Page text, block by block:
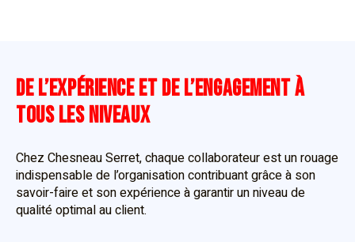
DE L’EXPÉRIENCE ET DE L’ENGAGEMENT À
TOUS LES NIVEAUX
Chez Chesneau Serret, chaque collaborateur est un rouage
indispensable de l’organisation contribuant grâce à son
savoir-faire et son expérience à garantir un niveau de
qualité optimal au client.